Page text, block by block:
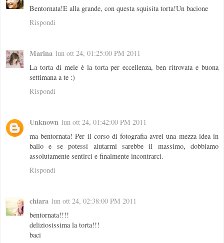
Bentornata!E alla grande, con questa squisita torta!Un bacione
Rispondi
Marina lun ott 24, 01:25:00 PM 2011
La torta di mele è la torta per eccellenza, ben ritrovata e buona
settimana a te :)
Rispondi
Unknown lun ott 24, 01:42:00 PM 2011
ma bentornata! Per il corso di fotografia avrei una mezza idea in
ballo e se potessi aiutarmi sarebbe il massimo, dobbiamo
assolutamente sentirci e finalmente incontrarci.
Rispondi
chiara lun ott 24, 02:38:00 PM 2011
bentornata!!!!
deliziosissima la torta!!!
baci